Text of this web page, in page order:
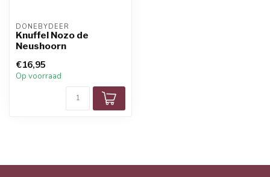
DONEBYDEER
Knuffel Nozo de
Neushoorn
€16,95
Op voorraad